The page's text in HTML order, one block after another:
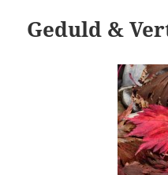
Geduld &